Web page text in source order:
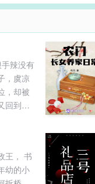
辣没有
，虞凉
，却被
回到了
，要
一个未
！她要
王， 书
幼的小